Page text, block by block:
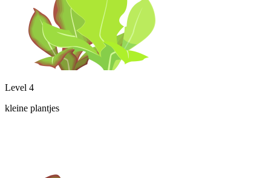
Level 4
kleine plantjes